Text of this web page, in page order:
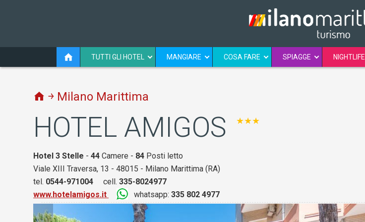
￫ Milano Marittima
HOTEL AMIGOS ★★★
Hotel 3 Stelle - 44 Camere - 84 Posti letto
Viale XIII Traversa, 13 - 48015 - Milano Marittima (RA)
tel. 0544-971004 cell. 335-8024977
www.hotelamigos.it
whatsapp: 335 802 4977
TUTTI GLI HOTEL MANGIARE COSA FARE SPIAGGE NIGHTLIFE